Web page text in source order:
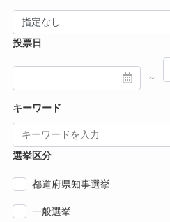
投票日
～
キーワード
選挙区分
都道府県知事選挙
一般選挙